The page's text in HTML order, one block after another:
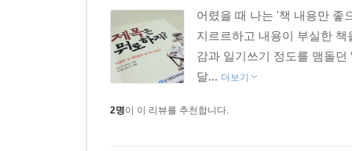
내가 쓰고 싶은 확실한 베스트셀러가 세 권 있다.
사는 법』이 그것들이다. (제임스 서버)
“저는 당신들(편집자들)이 퇴짜를 놓을 만큼 좋은
어렸을 때 나는 '책 내용만 좋
지르르하고 내용이 부실한
감과 일기쓰기 정도를 맴돌던
달... 더보기
2명이 이 리뷰를 추천합니다.